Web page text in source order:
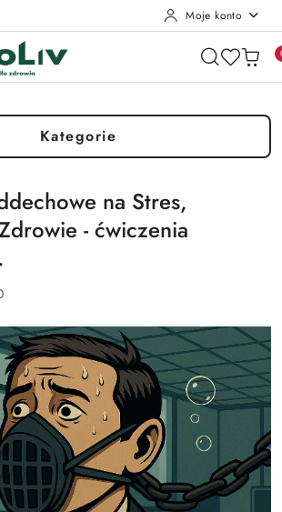
Moje konto
Kategorie
na Stres,
- ćwiczenia